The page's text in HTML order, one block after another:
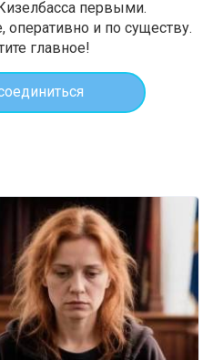
первыми.
оперативно и по существу.
главное!